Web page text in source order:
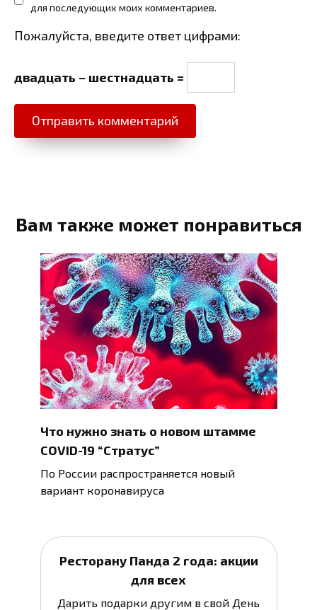
для последующих моих комментариев.
Пожалуйста, введите ответ цифрами:
двадцать − шестнадцать =
Вам также может понравиться
Что нужно знать о новом штамме
COVID-19 “Стратус”
По России распространяется новый
вариант коронавируса
Ресторану Панда 2 года: акции
для всех
Дарить подарки другим в свой День